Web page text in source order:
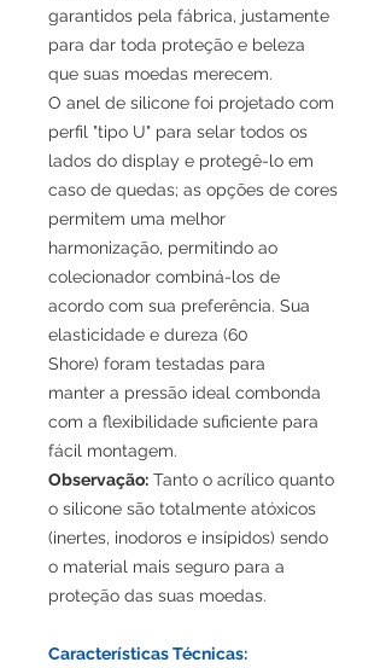
garantidos pela fábrica, justamente
para dar toda proteção e beleza
que suas moedas merecem.
O anel de silicone foi projetado com
perfil "tipo U" para selar todos os
lados do display e protegê-lo em
caso de quedas; as opções de cores
permitem uma melhor
harmonização, permitindo ao
colecionador combiná-los de
acordo com sua preferência. Sua
elasticidade e dureza (60
Shore) foram testadas para
manter a pressão ideal combonda
com a flexibilidade suficiente para
fácil montagem.
Observação: Tanto o acrílico quanto
o silicone são totalmente atóxicos
(inertes, inodoros e insípidos) sendo
o material mais seguro para a
proteção das suas moedas.
Características Técnicas: